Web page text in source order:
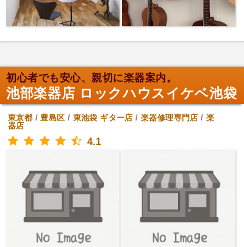
初心者でも安心、親切に楽器案内。
池部楽器店 ロックハウスイケベ池袋
東京都 /豊島区 / 東池袋 ギター店 / 楽器修理専門店 / 楽
器店
4.1